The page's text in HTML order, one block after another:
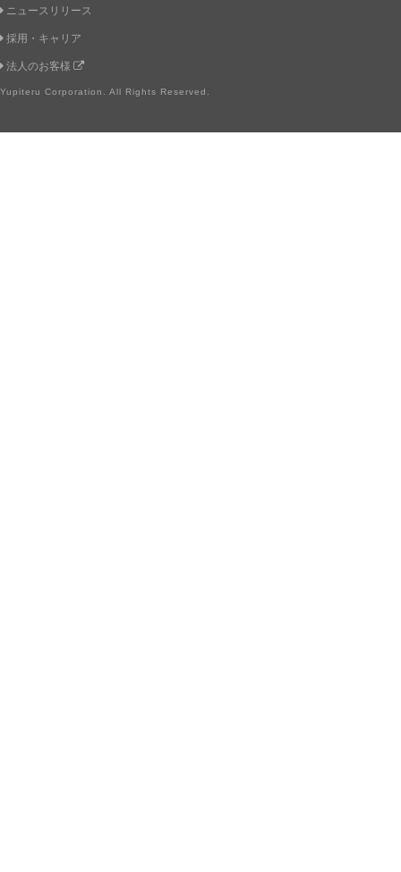
ニュースリリース
採用・キャリア
法人のお客様
Yupiteru Corporation. All Rights Reserved.